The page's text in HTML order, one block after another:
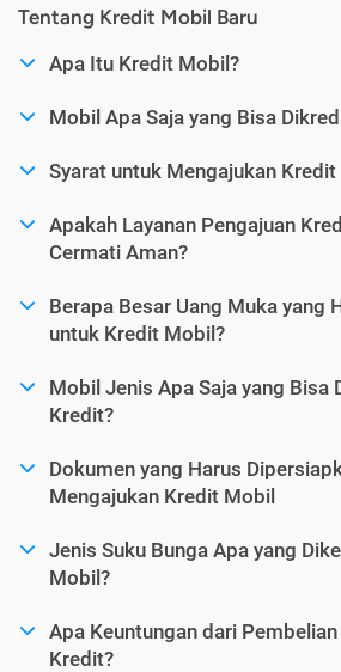
Tentang Kredit Mobil Baru
Apa Itu Kredit Mobil?
Mobil Apa Saja yang Bisa
Syarat untuk Mengajukan
Apakah Layanan Pengajuan
Cermati Aman?
Berapa Besar Uang Muka yang
untuk Kredit Mobil?
Mobil Jenis Apa Saja yang Bisa
Kredit?
Dokumen yang Harus
Mengajukan Kredit Mobil
Jenis Suku Bunga Apa yang
Mobil?
Apa Keuntungan dari
Kredit?